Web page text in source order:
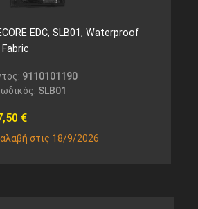
EDC, SLB01, Waterproof
9110101190
SLB01
€
στις 18/9/2026